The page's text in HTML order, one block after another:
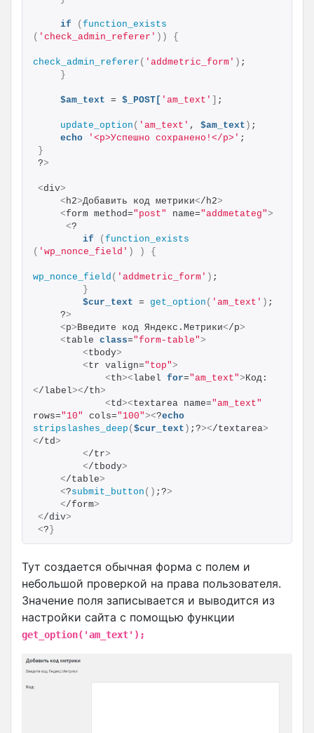
if ( function_exists
( 'check_admin_referer' )) {
check_admin_referer ( 'addmetric_form' ) ;
}
$am_text = $_POST[ 'am_text' ;
update_option ( 'am_text' , $am_text ) ;
echo
'<p>Успешно сохранено!</p>' ;
}
?>
<div>
<h2>Добавить код метрики</h2>
<form method="post" name="addmetateg">
<?
if
( function_exists
( 'wp_nonce_field' ) ) {
wp_nonce_field ( 'addmetric_form' ) ;
}
$cur_text = get_option ( 'am_text' ) ;
    ?
>
<p>Введите код Яндекс.Метрики</p>
<table class="form-table">
<tbody>
<tr valign="top">
<th><label for="am_text">Код:
</label></th>
<td><textarea name="am_text"
rows="10" cols="100"><?echo
stripslashes_deep ( $cur_text ) ;?></textarea>
</td>
</tr>
</tbody>
</table>
<?submit_button () ;?>
</form>
</div>
<? }
Тут создается обычная форма с полем и
небольшой проверкой на права пользователя.
Значение поля записывается и выводится из
настройки сайта с помощью функции
get_option('am_text');